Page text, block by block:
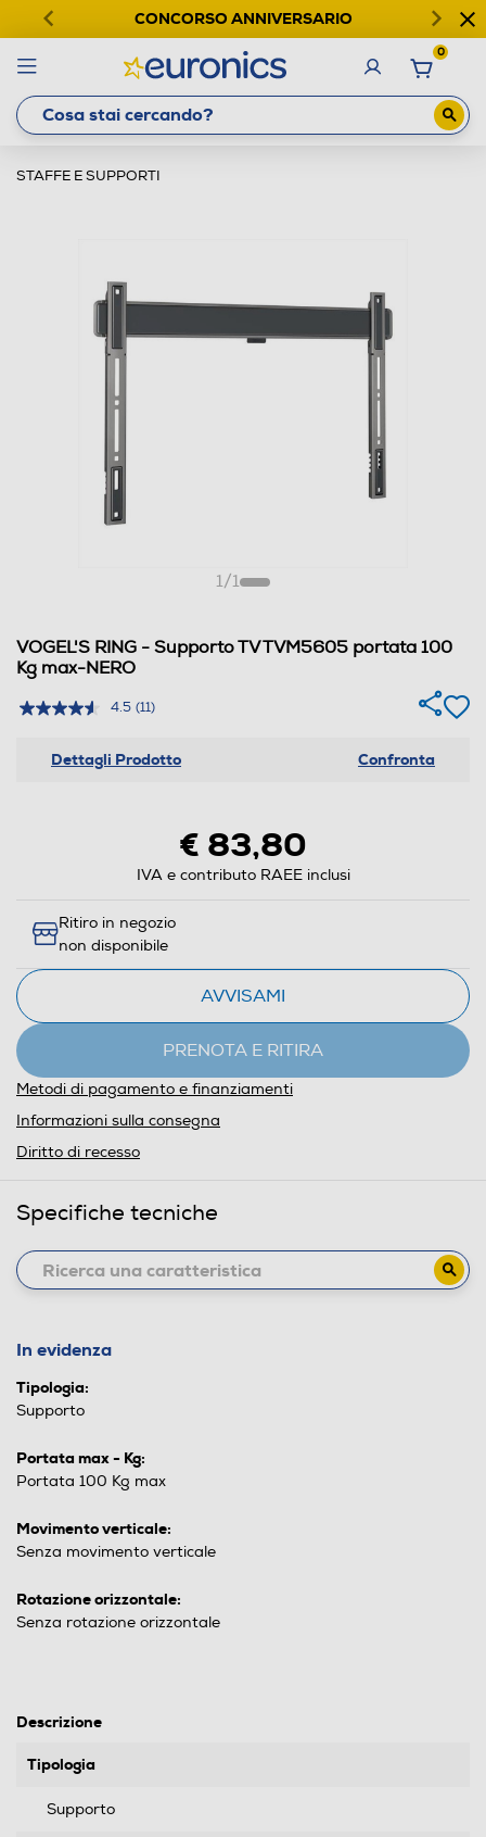
CONCORSO ANNIVERSARIO
0
STAFFE E SUPPORTI
1/1
VOGEL'S RING - Supporto TV TVM5605 portata 100
Kg max-NERO
4.5 (11)
Dettagli Prodotto Confronta
€ 83,80
IVA e contributo RAEE inclusi
Ritiro in negozio
non disponibile
AVVISAMI
PRENOTA E RITIRA
Metodi di pagamento e finanziamenti
Informazioni sulla consegna
Diritto di recesso
Specifiche tecniche
In evidenza
Tipologia:
Supporto
Portata max - Kg:
Portata 100 Kg max
Movimento verticale:
Senza movimento verticale
Rotazione orizzontale:
Senza rotazione orizzontale
Descrizione
Tipologia
Supporto